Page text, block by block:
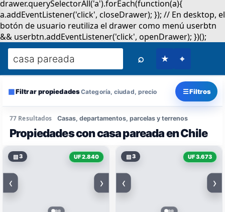
⌕ ★ ⌖
▦Filtrar propiedadesCategoría, ciudad, precio ☰Filtros
77 Resultados
Propiedades con casa pareada en Chile
Casas, departamentos, parcelas y terrenos
▧3 UF 2.840
‹ ›
▧3 UF 3.673
‹ ›